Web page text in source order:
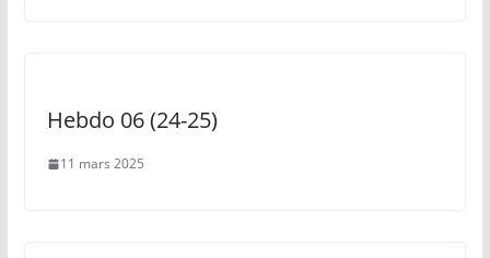
Hebdo 06 (24-25)
11 mars 2025